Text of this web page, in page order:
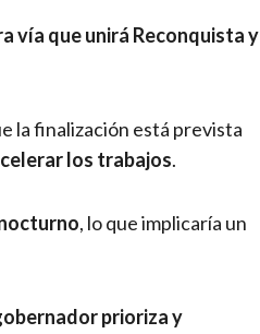
vía que unirá Reconquista y
la finalización está prevista
los trabajos.
, lo que implicaría un
prioriza y